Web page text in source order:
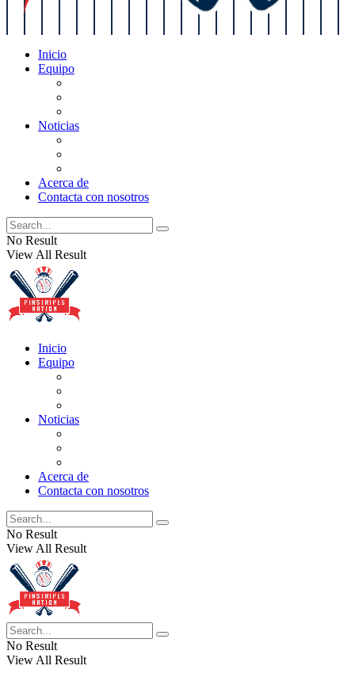
Inicio
Equipo
Noticias
Acerca de
Contacta con nosotros
No Result
View All Result
Inicio
Equipo
Noticias
Acerca de
Contacta con nosotros
No Result
View All Result
No Result
View All Result